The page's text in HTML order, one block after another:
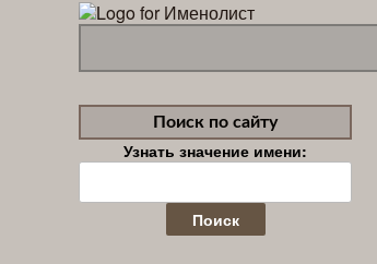
Поиск по сайту
Узнать значение имени:
Найти: